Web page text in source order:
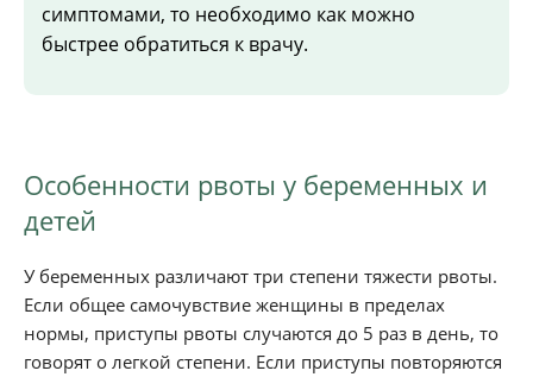
симптомами, то необходимо как можно
быстрее обратиться к врачу.
Особенности рвоты у беременных и
детей
У беременных различают три степени тяжести рвоты.
Если общее самочувствие женщины в пределах
нормы, приступы рвоты случаются до 5 раз в день, то
говорят о легкой степени. Если приступы повторяются